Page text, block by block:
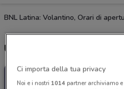
BNL Latina: Volantino, Orari di
Ultime offerte del
Ci importa della tua privacy
Noi e i nostri 1014partner archiviamo